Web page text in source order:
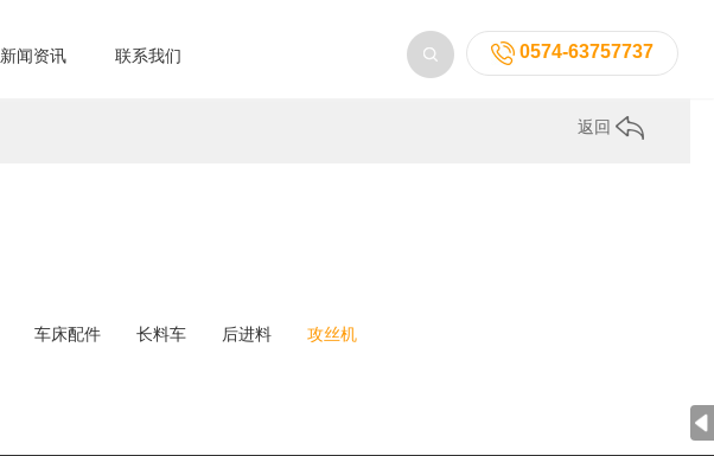
0574-63757737
新闻资讯 联系我们
返回
车床配件 长料车 后进料 攻丝机